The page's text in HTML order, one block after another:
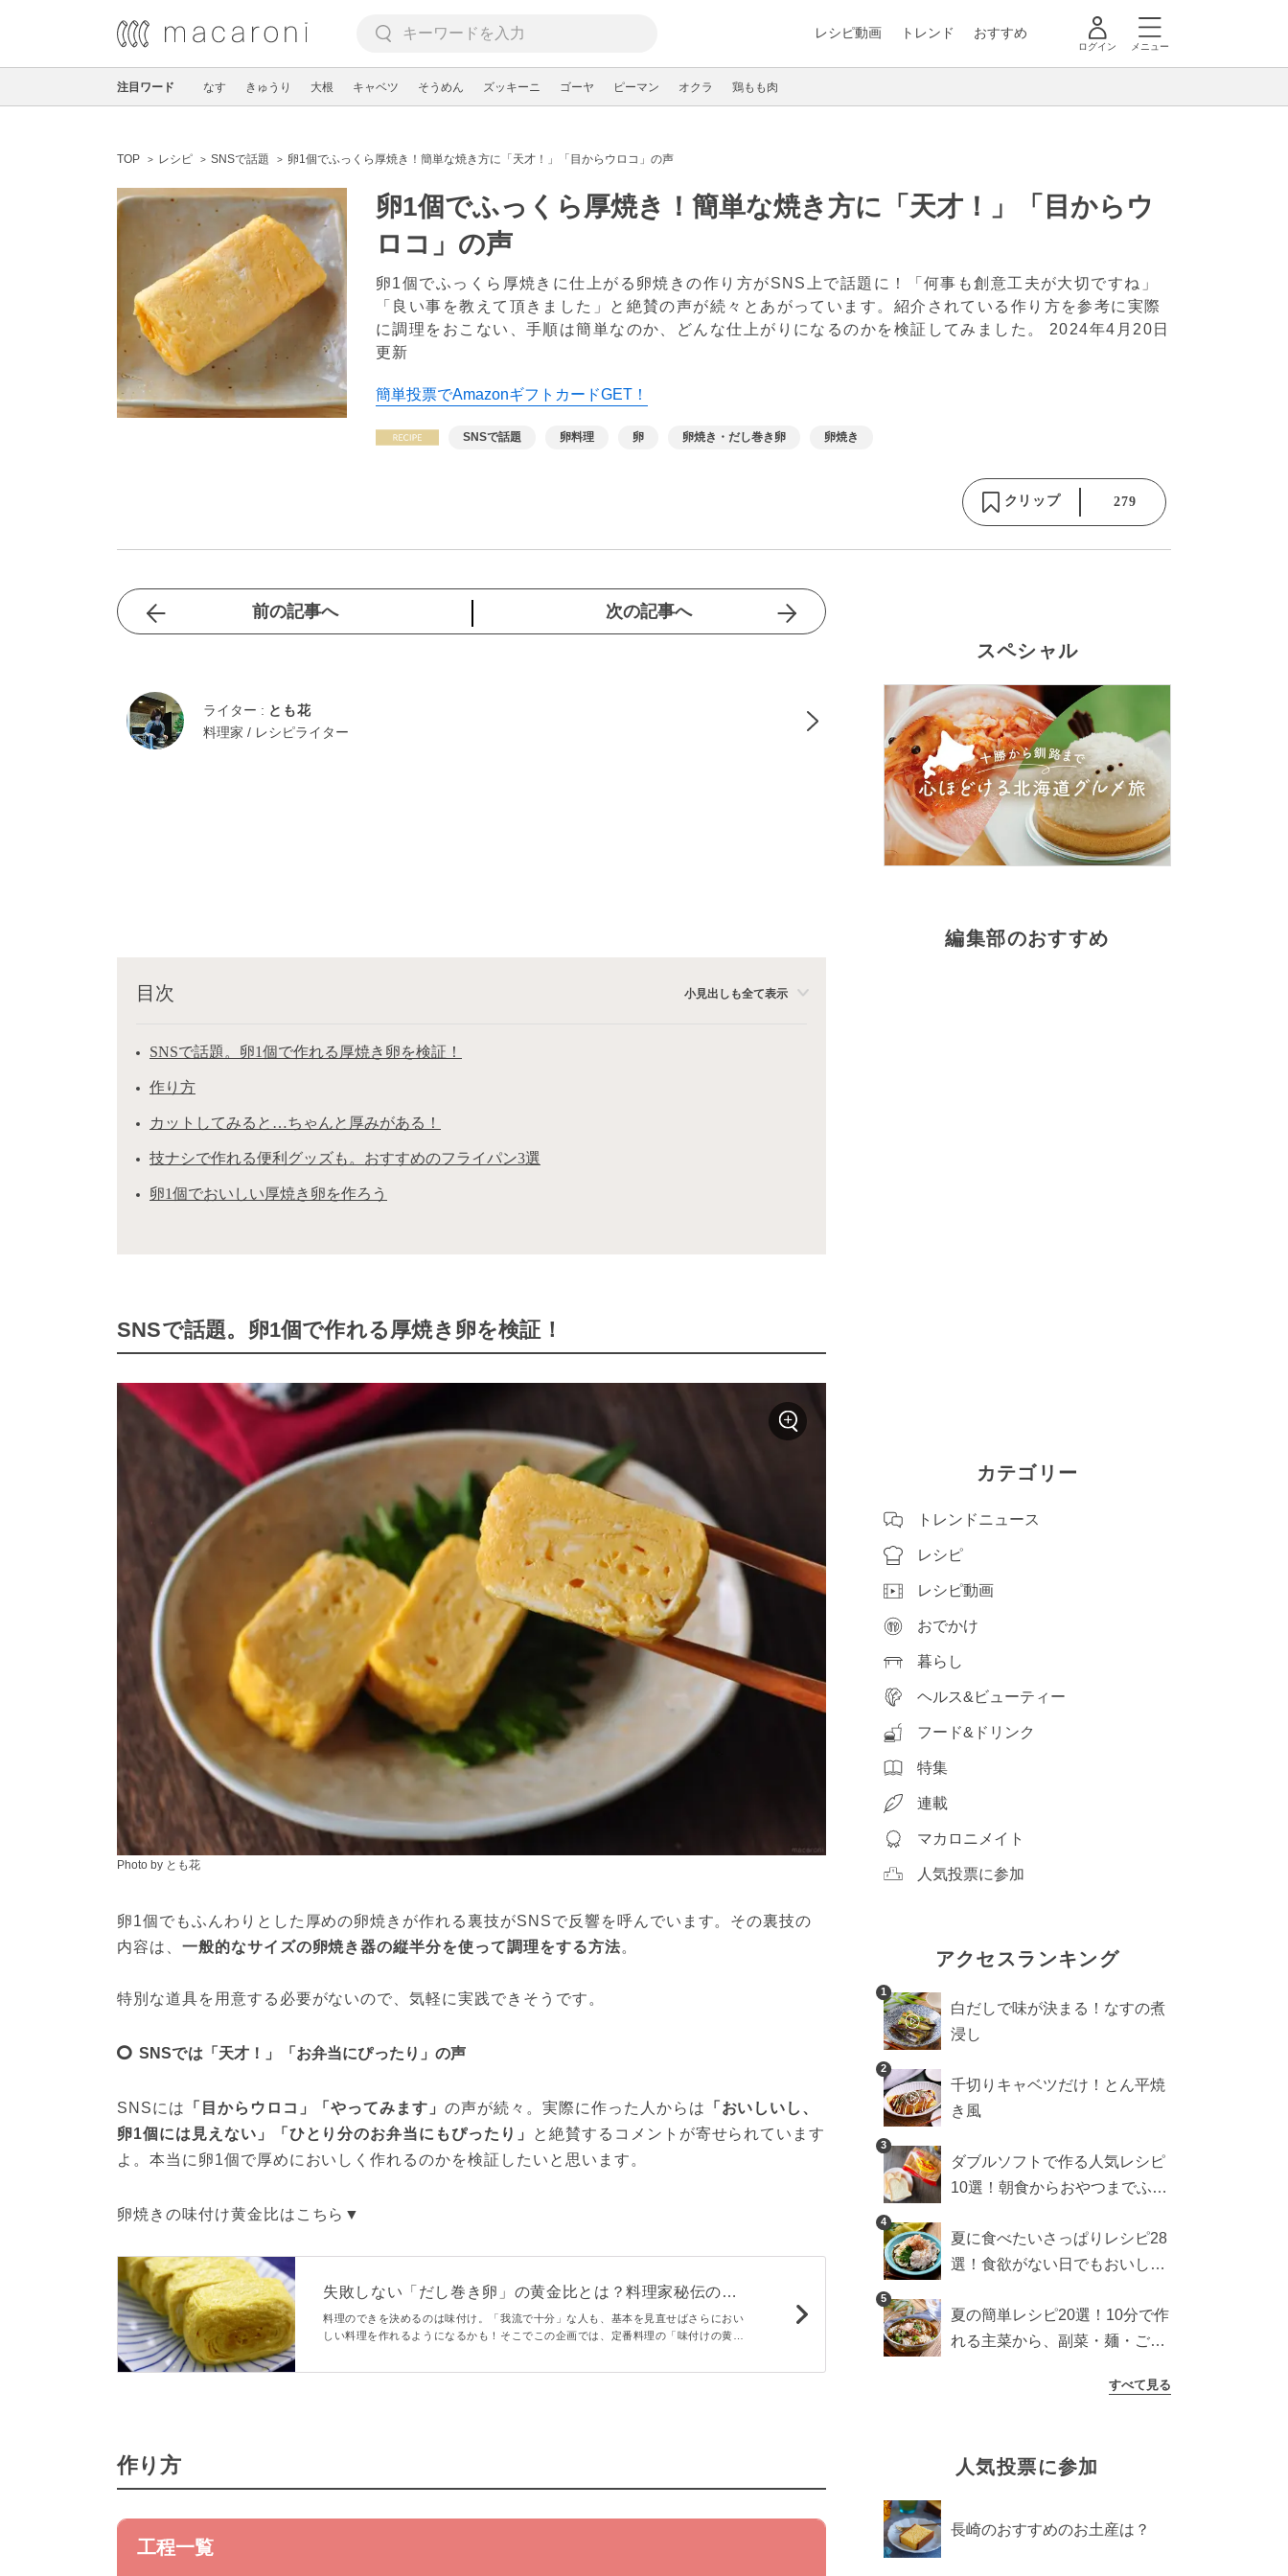
レシピ動画 トレンド おすすめ
ログイン メニュー
注目ワード なす きゅうり 大根 キャベツ そうめん ズッキーニ ゴーヤ ピーマン オクラ 鶏もも肉
TOP レシピ SNSで話題 卵1個でふっくら厚焼き！簡単な焼き方に「天才！」「目からウロコ」の声
卵1個でふっくら厚焼き！簡単な焼き方に「天才！」「目からウ
ロコ」の声
卵1個でふっくら厚焼きに仕上がる卵焼きの作り方がSNS上で話題に！「何事も創意工夫が大切ですね」
「良い事を教えて頂きました」と絶賛の声が続々とあがっています。紹介されている作り方を参考に実際
に調理をおこない、手順は簡単なのか、どんな仕上がりになるのかを検証してみました。 2024年4月20日
更新
簡単投票でAmazonギフトカードGET！
SNSで話題 卵料理 卵 卵焼き・だし巻き卵 卵焼き
クリップ 279
前の記事へ 次の記事へ
ライター : とも花
料理家 / レシピライター
目次 小見出しも全て表示
SNSで話題。卵1個で作れる厚焼き卵を検証！
作り方
カットしてみると…ちゃんと厚みがある！
技ナシで作れる便利グッズも。おすすめのフライパン3選
卵1個でおいしい厚焼き卵を作ろう
SNSで話題。卵1個で作れる厚焼き卵を検証！
Photo by とも花
卵1個でもふんわりとした厚めの卵焼きが作れる裏技がSNSで反響を呼んでいます。その裏技の
内容は、 一般的なサイズの卵焼き器の縦半分を使って調理をする方法。
特別な道具を用意する必要がないので、気軽に実践できそうです。
SNSでは「天才！」「お弁当にぴったり」の声
SNSには 「目からウロコ」「やってみます」の声が続々。実際に作った人からは 「おいしいし、
卵1個には見えない」「ひとり分のお弁当にもぴったり」
と絶賛するコメントが寄せられています
よ。本当に卵1個で厚めにおいしく作れるのかを検証したいと思います。
卵焼きの味付け黄金比はこちら▼
失敗しない「だし巻き卵」の黄金比とは？料理家秘伝の味
付けテクを大公開！ - macaroni
料理のできを決めるのは味付け。「我流で十分」な人も、基本を見直せばさらにおい
しい料理を作れるようになるかも！そこでこの企画では、定番料理の「味付けの黄金
ルールとは？
作り方
工程一覧
スペシャル
編集部のおすすめ
カテゴリー
トレンドニュース
レシピ
レシピ動画
おでかけ
暮らし
ヘルス&ビューティー
フード&ドリンク
特集
連載
マカロニメイト
人気投票に参加
アクセスランキング
1
白だしで味が決まる！なすの煮
浸し
2
千切りキャベツだけ！とん平焼
き風
3
ダブルソフトで作る人気レシピ
10選！朝食からおやつまでふん
4
夏に食べたいさっぱりレシピ28
選！食欲がない日でもおいしい
5
夏の簡単レシピ20選！10分で作
れる主菜から、副菜・麺・ごは
すべて見る
人気投票に参加
長崎のおすすめのお土産は？